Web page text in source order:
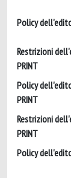
Policy
Restrizioni
PRINT
Policy
PRINT
Restrizioni
PRINT
Policy